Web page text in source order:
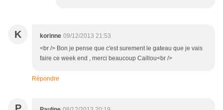
K korinne 09/12/2013 21:53
<br /> Bon je pense que c'est surement le gateau que je vais
faire ce week end , merci beaucoup Caillou<br />
Répondre